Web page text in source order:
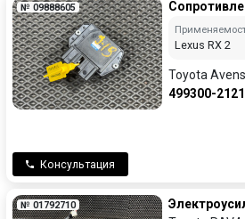
№ 09888605
Lexus RX 2
Toyota
499300-2121
Консультация
№ 01792710